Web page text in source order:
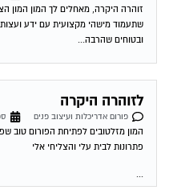
זוהרה היקרה, מאחלים לך המון המון
שתעמוד מישהי מקצועית עם ידע ועצות
ובטוחים שהרבה...
לזוהרה היקרה
פורום אדריכלות ועיצוב פנים
המון מזלטובים לפתיחת הפורום טוב
פתרונות לבית עלי והצליחי אלי
...